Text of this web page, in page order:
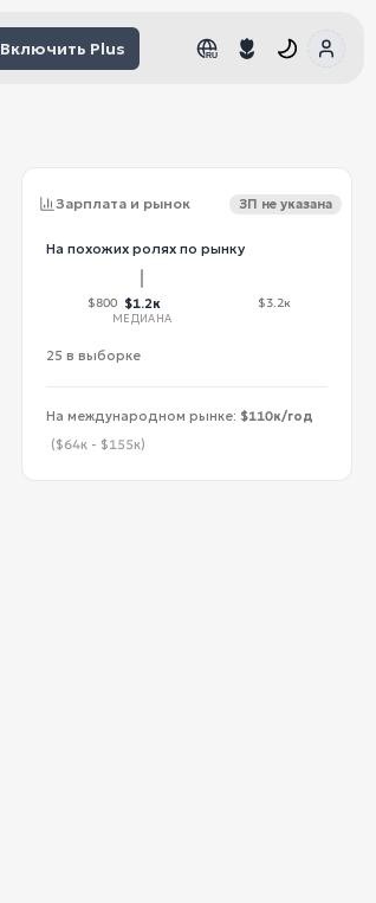
Включить Plus RU
Зарплата и рынок ЗП не указана
На похожих ролях по рынку
$800 $1.2к
МЕДИАНА
$3.2к
25 в выборке
На международном рынке: $110к/год
($64к - $155к)